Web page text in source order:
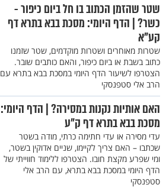
שטר שהזמן הכתוב בו חל ביום כיפור -
כשר? | הדף היומי: מסכת בבא בתרא דף
קע"א
שטרות מאוחרים ושטרות מוקדמים, שטר שזמנו
כתוב בשבת או ביום כיפור, והאם כותבים שובר.
הצטרפו לשיעור הדף היומי במסכת בבא בתרא עם
הרב אלי סטפנסקי
האם אותיות נקנות במסירה? | הדף היומי:
מסכת בבא בתרא דף ק"ע
עדי מסירה או עדי חתימה כרתי, מודה בשטר
שכתבו – האם צריך לקיימו, שניים אדוקין בשטר,
ומי שפרע מקצת חובו. הצטרפו ללימוד חווייתי של
הדף היומי במסכת בבא בתרא, עם הרב אלי
סטפנסקי